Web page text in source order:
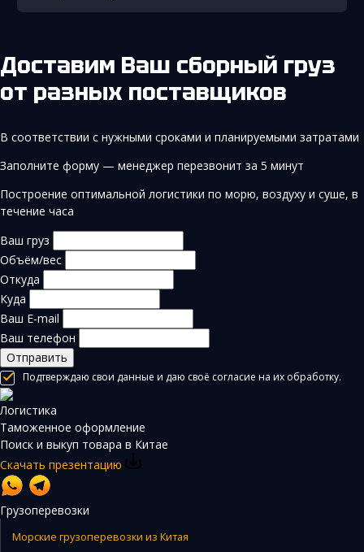
Доставим Ваш сборный груз
от разных поставщиков
В соответствии с нужными сроками и планируемыми затратами
Заполните форму — менеджер перезвонит за 5 минут
Построение оптимальной логистики по морю, воздуху и суше, в
течение часа
Ваш груз
Объём/вес
Откуда
Куда
Ваш E-mail
Ваш телефон
Отправить
Подтверждаю свои данные и даю своё согласие на их обработку.
Логистика
Таможенное оформление
Поиск и выкуп товара в Китае
Скачать презентацию
Грузоперевозки
Морские грузоперевозки из Китая